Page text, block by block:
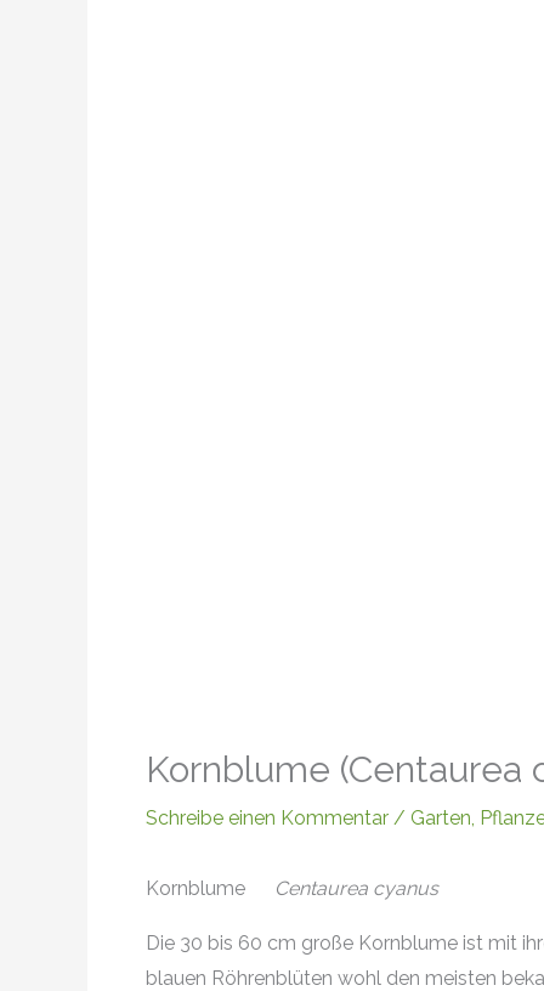
Kornblume (Centaurea
Schreibe einen Kommentar / Garten,
Kornblume Centaurea cyanus
Die 30 bis 60 cm große Kornblume ist mit
blauen Röhrenblüten wohl den meisten